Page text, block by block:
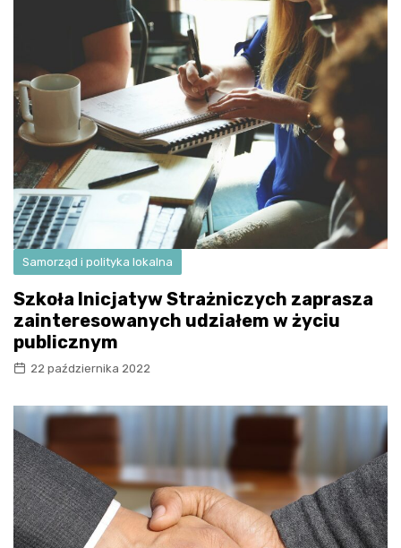
Samorząd i polityka lokalna
Szkoła Inicjatyw Strażniczych zaprasza
zainteresowanych udziałem w życiu
publicznym
22 października 2022